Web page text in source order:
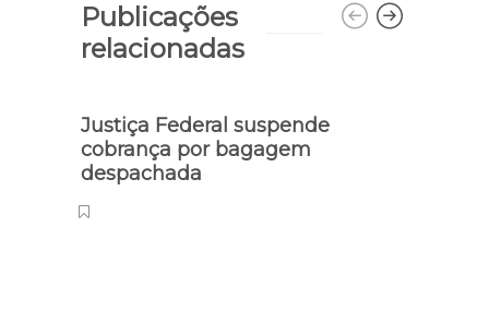
Publicações
relacionadas
Justiça Federal suspende
cobrança por bagagem
despachada